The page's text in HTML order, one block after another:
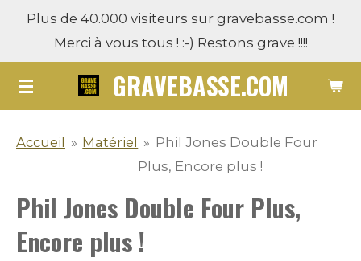
Passer
contenu
principal
GRAVEBASSE.COM
Plus de 40.000 visiteurs sur gravebasse.com !
Merci à vous tous ! :-) Restons grave !!!!
Accueil » Matériel » Phil Jones Double Four
Plus, Encore plus !
Phil Jones Double Four Plus,
Encore plus !